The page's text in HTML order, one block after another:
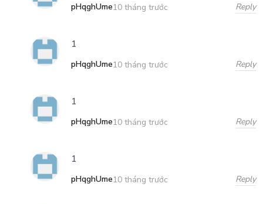
pHqghUme10 tháng trước Reply
1
pHqghUme10 tháng trước Reply
1
pHqghUme10 tháng trước Reply
1
pHqghUme10 tháng trước Reply